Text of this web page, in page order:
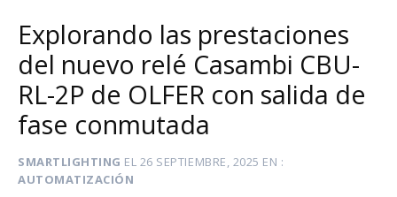
Explorando las prestaciones
del nuevo relé Casambi CBU-
RL-2P de OLFER con salida de
fase conmutada
SMARTLIGHTING EL 26 SEPTIEMBRE, 2025 EN
AUTOMATIZACIÓN